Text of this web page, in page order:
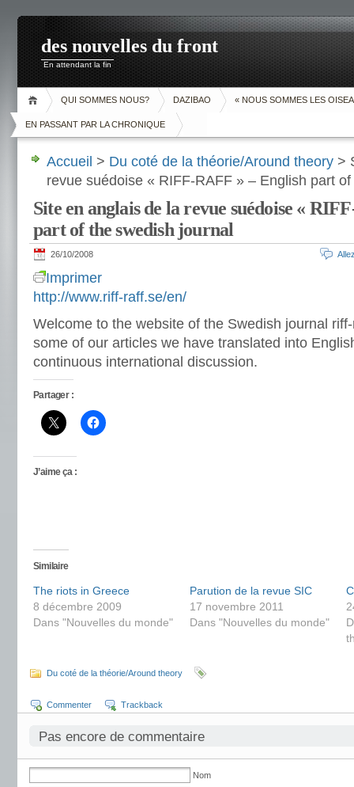
des nouvelles du front
En attendant la fin
QUI SOMMES NOUS? DAZIBAO « NOUS SOMMES LES
EN PASSANT PAR LA CHRONIQUE
Accueil > Du coté de la théorie/Around theory >
revue suédoise « RIFF-RAFF » – English part
Site en anglais de la revue suédoise «
part of the swedish journal
26/10/2008
Imprimer
http://www.riff-raff.se/en/
Welcome to the website of the Swedish journal
some of our articles we have translated into
continuous international discussion.
Partager :
J’aime ça :
Similaire
The riots in Greece
8 décembre 2009
Dans "Nouvelles du monde"
Parution de la revue SIC
17 novembre 2011
Dans "Nouvelles du monde"
Du coté de la théorie/Around theory
Commenter Trackback
Pas encore de commentaire
Nom